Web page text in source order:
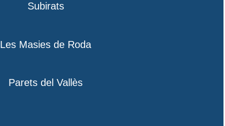
Subirats
Les Masies de Roda
Parets del Vallès